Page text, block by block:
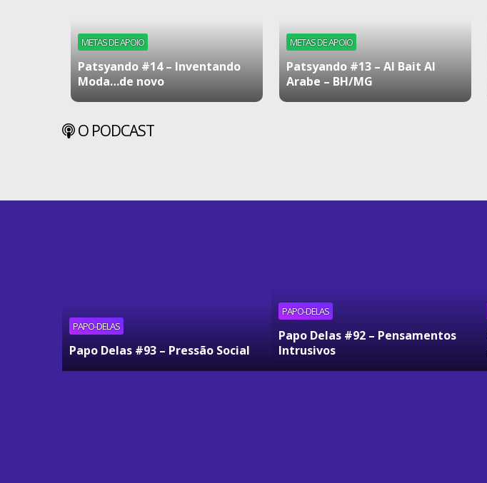
METAS DE APOIO
Patsyando #14 – Inventando
Moda…de novo
METAS DE APOIO
Patsyando #13 – Al Bait Al
Arabe – BH/MG
O PODCAST
PAPO-DELAS
Papo Delas #93 – Pressão Social
PAPO-DELAS
Papo Delas #92 – Pensamentos
Intrusivos